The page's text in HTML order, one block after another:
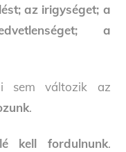
az irigységet; a
a
sem változik az
.
kell fordulnunk.